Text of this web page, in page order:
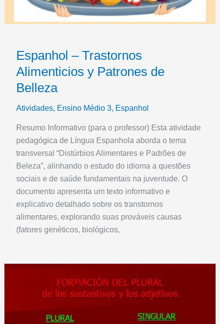
Espanhol – Trastornos
Alimenticios y Patrones de
Belleza
Atividades, Ensino Médio 3, Espanhol
Resumo Informativo (para o professor) Esta atividade
pedagógica de Língua Espanhola aborda o tema
transversal “Distúrbios Alimentares e Padrões de
Beleza”, alinhando o estudo do idioma a questões
sociais e de saúde fundamentais na juventude. O
documento apresenta um texto informativo e
explicativo detalhado sobre os transtornos
alimentares, explorando suas prováveis causas
(fatores genéticos, biológicos,